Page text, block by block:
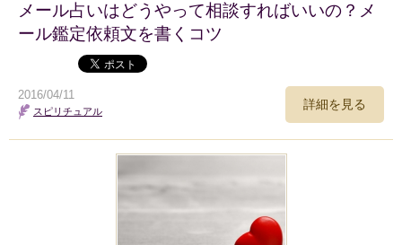
メール占いはどうやって相談すればいいの？メ
ール鑑定依頼文を書くコツ
2016/04/11
スピリチュアル 詳細を見る